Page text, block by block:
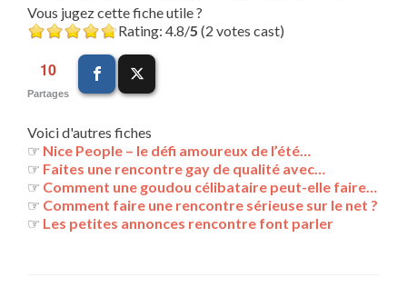
Vous jugez cette fiche utile ?
Rating: 4.8/5 (2 votes cast)
10
Partages
Voici d'autres fiches
☞ Nice People – le défi amoureux de l’été…
☞ Faites une rencontre gay de qualité avec…
☞ Comment une goudou célibataire peut-elle faire…
☞ Comment faire une rencontre sérieuse sur le net ?
☞ Les petites annonces rencontre font parler